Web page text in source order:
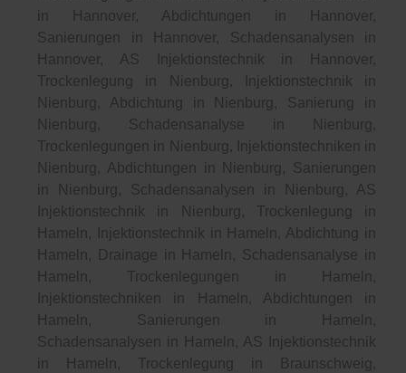
in Hannover, Abdichtungen in Hannover,
Sanierungen in Hannover, Schadensanalysen in
Hannover, AS Injektionstechnik in Hannover,
Trockenlegung in Nienburg, Injektionstechnik in
Nienburg, Abdichtung in Nienburg, Sanierung in
Nienburg, Schadensanalyse in Nienburg,
Trockenlegungen in Nienburg, Injektionstechniken in
Nienburg, Abdichtungen in Nienburg, Sanierungen
in Nienburg, Schadensanalysen in Nienburg, AS
Injektionstechnik in Nienburg, Trockenlegung in
Hameln, Injektionstechnik in Hameln, Abdichtung in
Hameln, Drainage in Hameln, Schadensanalyse in
Hameln, Trockenlegungen in Hameln,
Injektionstechniken in Hameln, Abdichtungen in
Hameln, Sanierungen in Hameln,
Schadensanalysen in Hameln, AS Injektionstechnik
in Hameln, Trockenlegung in Braunschweig,